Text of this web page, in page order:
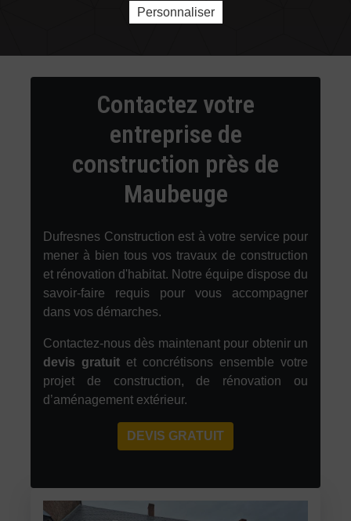
Contactez votre
entreprise de
construction près de
Maubeuge
Dufresnes Construction est à votre service pour
mener à bien tous vos travaux de construction
et rénovation d'habitat. Notre équipe dispose du
savoir-faire requis pour vous accompagner
dans vos démarches.
Contactez-nous dès maintenant pour obtenir un
devis gratuit et concrétisons ensemble votre
projet de construction, de rénovation ou
d’aménagement extérieur.
DEVIS GRATUIT
Personnaliser